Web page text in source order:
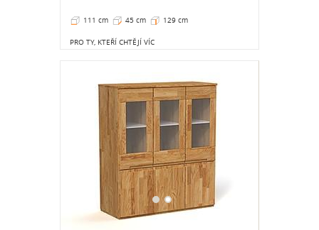
111 cm 45 cm 129 cm
PRO TY, KTEŘÍ CHTĚJÍ VÍC